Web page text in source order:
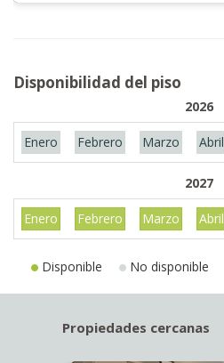
Disponibilidad del piso
2026
Enero Febrero Marzo Abril
2027
Enero Febrero Marzo Abril
Disponible No disponible
Propiedades cercanas